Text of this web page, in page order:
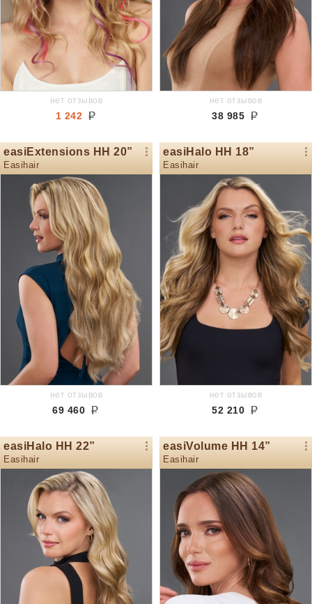
нет отзывов
1 242
нет отзывов
38 985
easiExtensions HH 20”
Easihair
нет отзывов
69 460
easiHalo HH 18”
Easihair
нет отзывов
52 210
easiHalo HH 22”
Easihair
easiVolume HH 14”
Easihair